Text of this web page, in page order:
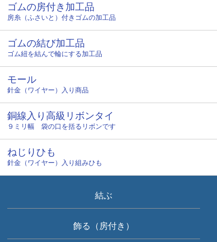
ゴムの房付き加工品
房糸（ふさいと）付きゴムの加工品
ゴムの結び加工品
ゴム紐を結んで輪にする加工品
モール
針金（ワイヤー）入り商品
銅線入り高級リボンタイ
９ミリ幅 袋の口を括るリボンです
ねじりひも
針金（ワイヤー）入り組みひも
結ぶ
飾る（房付き）